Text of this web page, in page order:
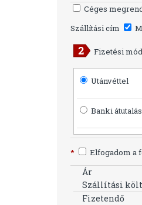
Céges
Szállítási cím
Fizetési mód
Utánvéttel
Banki átutalás
* Elfogadom a
Ár
Szállítási
Fizetendő